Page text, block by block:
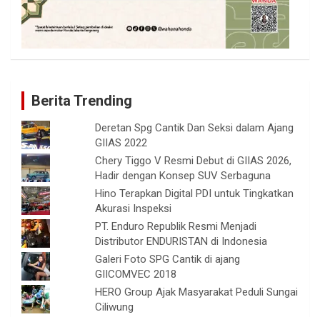
Berita Trending
Deretan Spg Cantik Dan Seksi dalam Ajang
GIIAS 2022
Chery Tiggo V Resmi Debut di GIIAS 2026,
Hadir dengan Konsep SUV Serbaguna
Hino Terapkan Digital PDI untuk Tingkatkan
Akurasi Inspeksi
PT. Enduro Republik Resmi Menjadi
Distributor ENDURISTAN di Indonesia
Galeri Foto SPG Cantik di ajang
GIICOMVEC 2018
HERO Group Ajak Masyarakat Peduli Sungai
Ciliwung